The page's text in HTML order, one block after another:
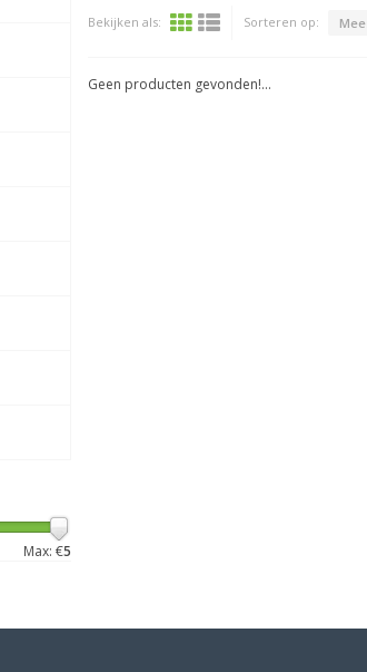
Max: €5
Bekijken als: Sorteren op:
Geen producten gevonden!...